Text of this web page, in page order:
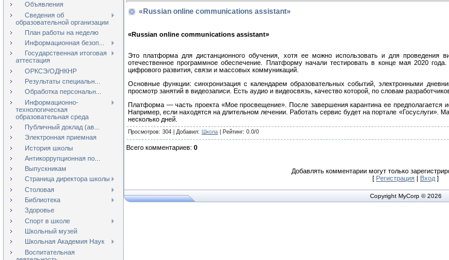
Объявления
Сведения об
образовательной организации
План работы на неделю
Информационная безоп...
Государственная итоговая
аттестация
ОРКСЭ/ОДНКНР
Результаты специальн...
Обработка персональн...
Информационно-
технологическая
образовательная среда
Публичный доклад (ав...
Электронная приемная
История школы
Антикоррупционная по...
Выпускникам
Страница директора школы
Столовая
Библиотека
Здоровье
Спорт в школе
Школьный музей
Школьная Академия Наук
Воспитательная
«Russian online communications assistant»
«Russian online communications assistant»
Это платформа для дистанционного обучения, хотя ее можно использовать и для проведения
отечественное программное обеспечение. Платформу начали тестировать в конце мая 2020
цифрового развития, связи и массовых коммуникаций.
Основные функции: синхронизация с календарем образовательных событий, электронными
просмотр занятий в видеозаписи. Есть аудио и видеосвязь, качество которой, по словам
Платформа — часть проекта «Мое просвещение». После завершения карантина ее предполагается
Например, если находятся на длительном лечении. Работать сервис будет на портале «Госуслуги».
несколько дней.
Просмотров: 304 Добавил: Школа Рейтинг: 0.0/0
Всего комментариев: 0
Добавлять комментарии могут только
[ Регистрация | Вход ]
Copyright MyCorp © 2026